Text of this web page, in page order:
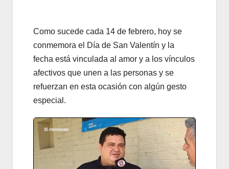
Como sucede cada 14 de febrero, hoy se
conmemora el Día de San Valentín y la
fecha está vinculada al amor y a los vínculos
afectivos que unen a las personas y se
refuerzan en esta ocasión con algún gesto
especial.